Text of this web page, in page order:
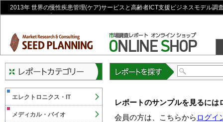
2013年 世界の慢性疾患管理(ケア)サービスと高齢者ICT支援ビジネスモデル調
ラインショップ
レポートのサンプルを見るには
会員の方は、こちらから ログイ
エレクトロニクス・IT
メディカル・バイオ